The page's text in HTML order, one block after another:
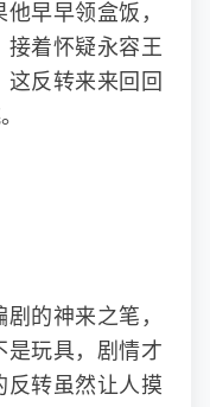
早早领盒饭，
接着怀疑永容王
反转来来回回
的神来之笔，
是玩具，剧情才
反转虽然让人摸